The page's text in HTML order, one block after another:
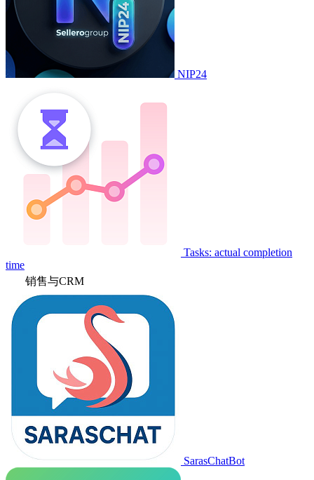
NIP24
Tasks: actual completion
time
销售与CRM
SarasChatBot